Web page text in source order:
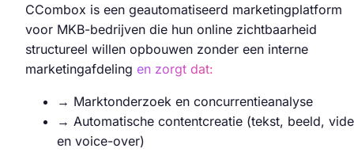
CCombox is een geautomatiseerd marketingplatform
voor MKB-bedrijven die hun online zichtbaarheid
structureel willen opbouwen zonder een interne
marketingafdeling en zorgt dat:
→ Marktonderzoek en concurrentieanalyse
→ Automatische contentcreatie (tekst, beeld,
en voice-over)